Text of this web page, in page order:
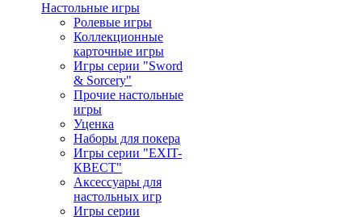
Настольные игры
Ролевые игры
Коллекционные
карточные игры
Игры серии "Sword
& Sorcery"
Прочие настольные
игры
Уценка
Наборы для покера
Игры серии "EXIT-
КВЕСТ"
Аксессуары для
настольных игр
Игры серии